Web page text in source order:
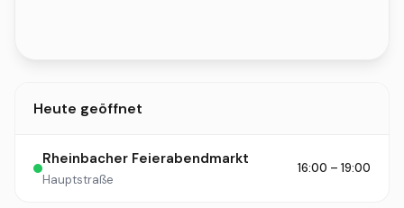
Heute geöffnet
Rheinbacher Feierabendmarkt
Hauptstraße
16:00 – 19:00